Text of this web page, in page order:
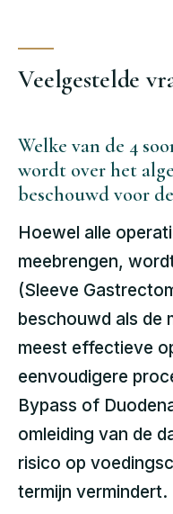
Veelgestelde
Welke van de 4
wordt over het
beschouwd voor
Hoewel alle
meebrengen,
(Sleeve
beschouwd als de
meest effectieve
eenvoudigere
Bypass of
omleiding van de
risico op
termijn vermindert.